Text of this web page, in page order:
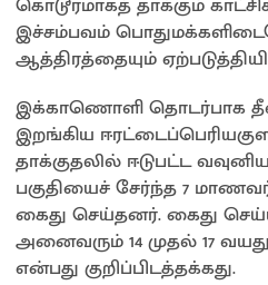
இச்சம்பவம்
ஆத்திரத்தையும்
இக்காணொளி தொடர்பாக
இறங்கிய
தாக்குதலில் ஈடுபட்ட
பகுதியைச் சேர்ந்த 7
கைது செய்தனர். கைது
அனைவரும் 14 முதல் 17
என்பது குறிப்பிடத்தக்கது.